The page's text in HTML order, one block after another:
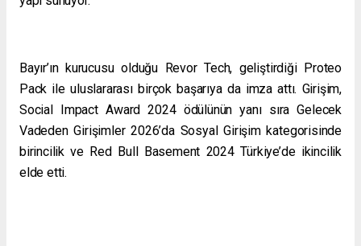
Bayır’ın kurucusu olduğu Revor Tech, geliştirdiği Proteo
Pack ile uluslararası birçok başarıya da imza attı. Girişim,
Social Impact Award 2024 ödülünün yanı sıra Gelecek
Vadeden Girişimler 2026’da Sosyal Girişim kategorisinde
birincilik ve Red Bull Basement 2024 Türkiye’de ikincilik
elde etti.